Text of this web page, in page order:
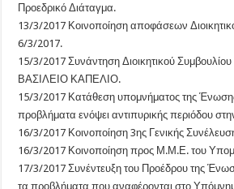
Προεδρικό Διάταγμα.
13/3/2017 Κοινοποίηση αποφάσεων
6/3/2017.
15/3/2017 Συνάντηση Διοικητικού
ΒΑΣΙΛΕΙΟ ΚΑΠΕΛΙΟ.
15/3/2017 Κατάθεση υπομνήματος της
προβλήματα ενόψει αντιπυρικής περιόδου
16/3/2017 Κοινοποίηση 3ης Γενικής
16/3/2017 Κοινοποίηση προς Μ.Μ.Ε. του
17/3/2017 Συνέντευξη του Προέδρου της
τα προβλήματα που αναφέρονται στο